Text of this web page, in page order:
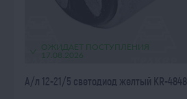
ОЖИДАЕТ ПОСТУПЛЕНИЯ
17.08.2026
А/л 12-21/5 светодиод желтый KR-4848